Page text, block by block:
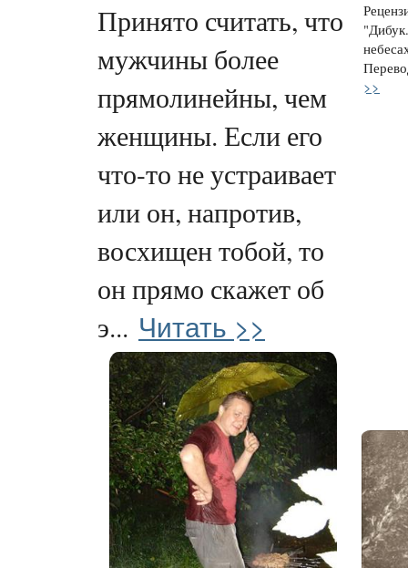
Принято считать, что
мужчины более
прямолинейны, чем
женщины. Если его
что-то не устраивает
или он, напротив,
восхищен тобой, то
он прямо скажет об
э... Читать >>
>>